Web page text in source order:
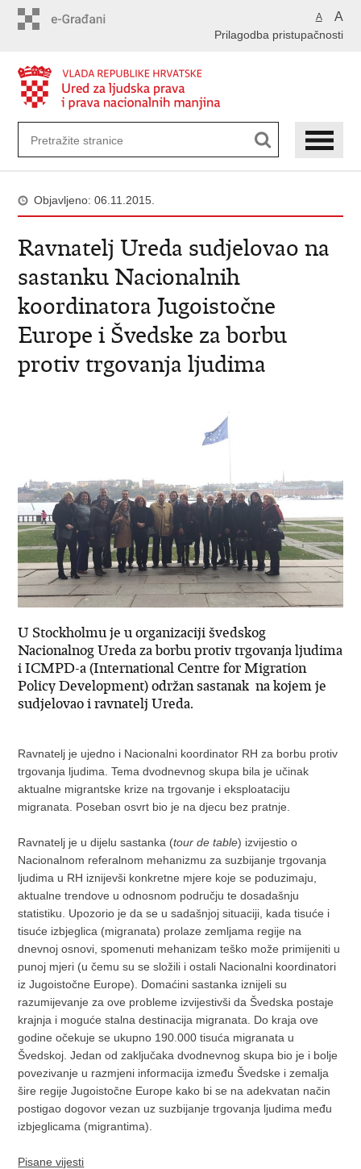
A A
Prilagodba pristupačnosti
Objavljeno: 06.11.2015.
Ravnatelj Ureda sudjelovao na
sastanku Nacionalnih
koordinatora Jugoistočne
Europe i Švedske za borbu
protiv trgovanja ljudima
U Stockholmu je u organizaciji švedskog
Nacionalnog Ureda za borbu protiv trgovanja ljudima
i ICMPD-a (International Centre for Migration
Policy Development) održan sastanak na kojem je
sudjelovao i ravnatelj Ureda.
Ravnatelj je ujedno i Nacionalni koordinator RH za borbu protiv
trgovanja ljudima. Tema dvodnevnog skupa bila je učinak
aktualne migrantske krize na trgovanje i eksploataciju
migranata. Poseban osvrt bio je na djecu bez pratnje.
Ravnatelj je u dijelu sastanka (tour de table) izvijestio o
Nacionalnom referalnom mehanizmu za suzbijanje trgovanja
ljudima u RH iznijevši konkretne mjere koje se poduzimaju,
aktualne trendove u odnosnom području te dosadašnju
statistiku. Upozorio je da se u sadašnjoj situaciji, kada tisuće i
tisuće izbjeglica (migranata) prolaze zemljama regije na
dnevnoj osnovi, spomenuti mehanizam teško može primijeniti u
punoj mjeri (u čemu su se složili i ostali Nacionalni koordinatori
iz Jugoistočne Europe). Domaćini sastanka iznijeli su
razumijevanje za ove probleme izvijestivši da Švedska postaje
krajnja i moguće stalna destinacija migranata. Do kraja ove
godine očekuje se ukupno 190.000 tisuća migranata u
Švedskoj. Jedan od zaključaka dvodnevnog skupa bio je i bolje
povezivanje u razmjeni informacija između Švedske i zemalja
šire regije Jugoistočne Europe kako bi se na adekvatan način
postigao dogovor vezan uz suzbijanje trgovanja ljudima među
izbjeglicama (migrantima).
Pisane vijesti